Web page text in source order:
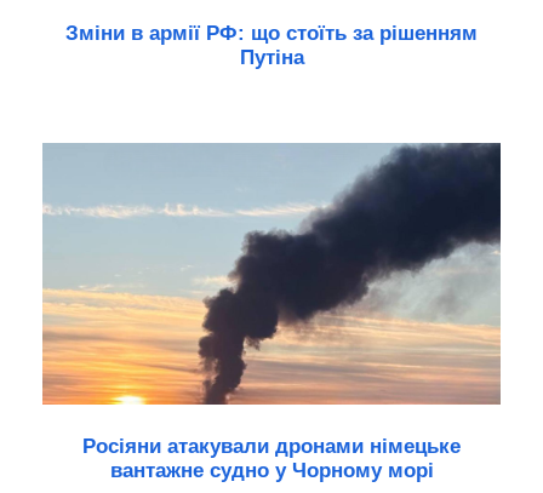
Зміни в армії РФ: що стоїть за рішенням
Путіна
Росіяни атакували дронами німецьке
вантажне судно у Чорному морі